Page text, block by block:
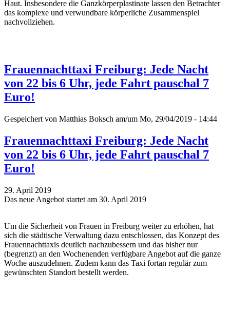
Haut. Insbesondere die Ganzkörperplastinate lassen den Betrachter
das komplexe und verwundbare körperliche Zusammenspiel
nachvollziehen.
Frauennachttaxi Freiburg: Jede Nacht
von 22 bis 6 Uhr, jede Fahrt pauschal 7
Euro!
Gespeichert von Matthias Boksch am/um Mo, 29/04/2019 - 14:44
Frauennachttaxi Freiburg: Jede Nacht
von 22 bis 6 Uhr, jede Fahrt pauschal 7
Euro!
29. April 2019
Das neue Angebot startet am 30. April 2019
Um die Sicherheit von Frauen in Freiburg weiter zu erhöhen, hat
sich die städtische Verwaltung dazu entschlossen, das Konzept des
Frauennachttaxis deutlich nachzubessern und das bisher nur
(begrenzt) an den Wochenenden verfügbare Angebot auf die ganze
Woche auszudehnen. Zudem kann das Taxi fortan regulär zum
gewünschten Standort bestellt werden.